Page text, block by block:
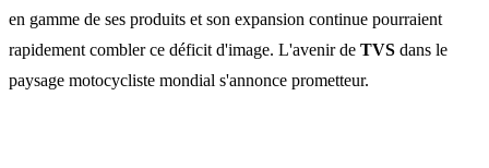
en gamme de ses produits et son expansion continue pourraient
rapidement combler ce déficit d'image. L'avenir de TVS dans le
paysage motocycliste mondial s'annonce prometteur.